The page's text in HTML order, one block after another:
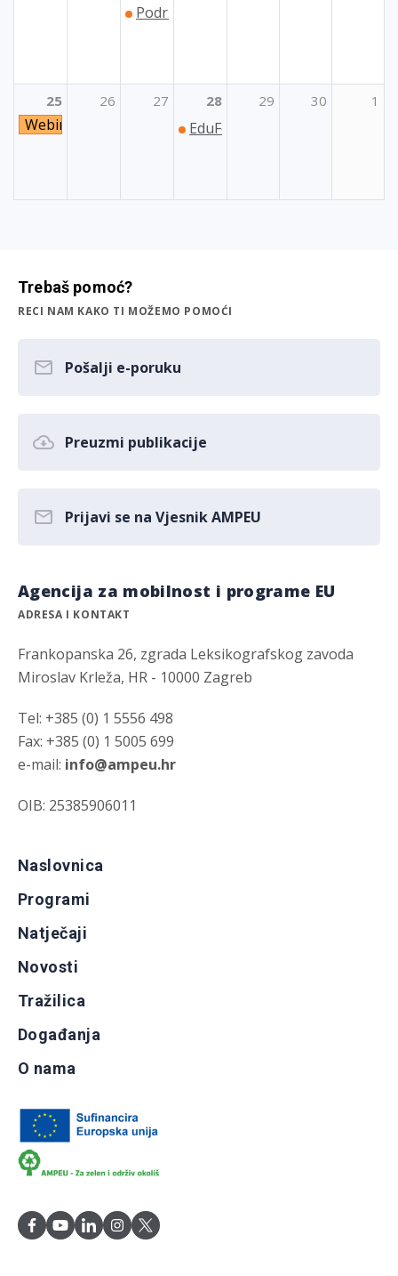
Podrška Ukrajini u području
25
Webinar o Programima Unije za dionike regionalne i
26 27 28
EduFest: Festival studiranja i
29 30 1
Trebaš pomoć?
RECI NAM KAKO TI MOŽEMO POMOĆI
Pošalji e-poruku
Preuzmi publikacije
Prijavi se na Vjesnik AMPEU
Agencija za mobilnost i programe EU
ADRESA I KONTAKT
Frankopanska 26, zgrada Leksikografskog zavoda
Miroslav Krleža, HR - 10000 Zagreb
Tel: +385 (0) 1 5556 498
Fax: +385 (0) 1 5005 699
e-mail: info@ampeu.hr
OIB: 25385906011
Naslovnica
Programi
Natječaji
Novosti
Tražilica
Događanja
O nama